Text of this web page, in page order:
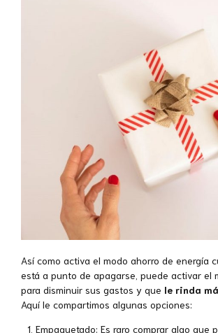
Así como activa el modo ahorro de energía
está a punto de apagarse, puede activar el
para disminuir sus gastos y que le rinda
Aquí le compartimos algunas opciones:
Empaquetado: Es raro comprar algo que